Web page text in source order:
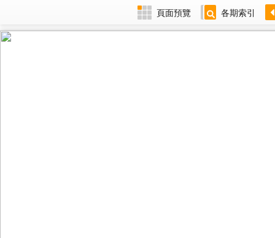
頁面預覽 各期索引